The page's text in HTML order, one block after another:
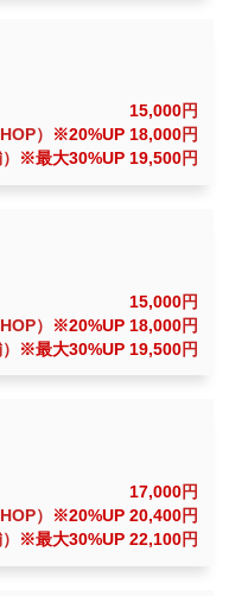
15,000円
）
※20%UP 18,000円
※最大30%UP 19,500円
15,000円
）
※20%UP 18,000円
※最大30%UP 19,500円
17,000円
）
※20%UP 20,400円
※最大30%UP 22,100円